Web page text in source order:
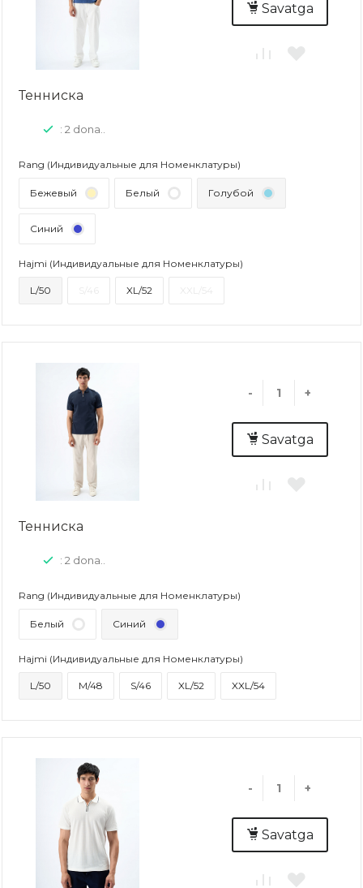
Savatga
Тенниска
: 2 dona..
Rang (Индивидуальные для Номенклатуры)
Бежевый Белый Голубой
Синий
Hajmi (Индивидуальные для Номенклатуры)
L/50 XL/52
- +
Savatga
Тенниска
: 2 dona..
Rang (Индивидуальные для Номенклатуры)
Белый Синий
Hajmi (Индивидуальные для Номенклатуры)
L/50 M/48 S/46 XL/52 XXL/54
- +
Savatga